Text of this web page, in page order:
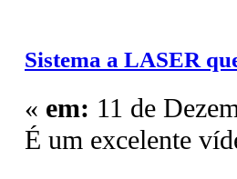
Sistema a LASER
« em: 11 de
É um excelente